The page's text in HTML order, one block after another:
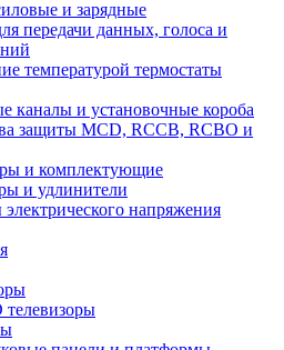
и зарядные
передачи данных, голоса и
температурой термостаты
каналы и установочные короба
защиты MCD, RCCB, RCBO и
и комплектующие
и удлинители
напряжения